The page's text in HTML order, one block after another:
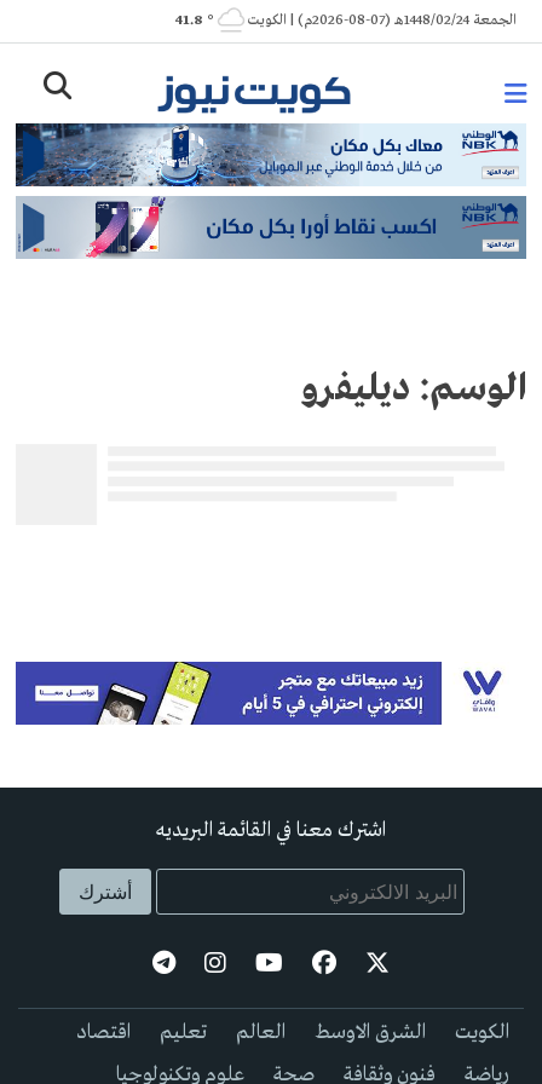
Skip
to
الجمعة 1448/02/24هـ (07-08-2026م) | الكويت ° 41.8
الوسم: ديليفرو
اشترك معنا في القائمة البريديه
الكويت الشرق الاوسط العالم تعليم
اقتصاد
رياضة
فنون وثقافة صحة علوم وتكنولوجيا